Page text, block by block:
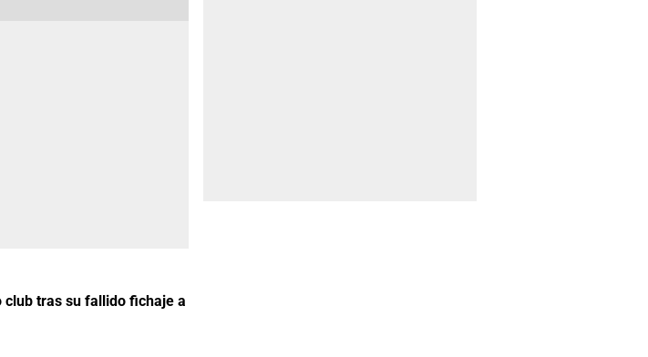
club tras su fallido fichaje a